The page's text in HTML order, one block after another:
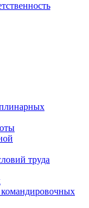
труда